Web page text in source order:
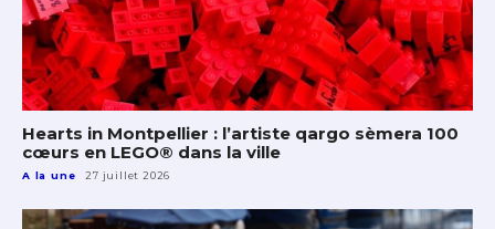
Hearts in Montpellier : l’artiste qargo sèmera 100
cœurs en LEGO® dans la ville
A la une 27 juillet 2026